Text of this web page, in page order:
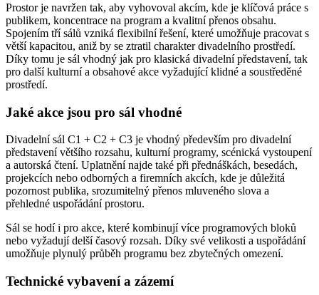
Prostor je navržen tak, aby vyhovoval akcím, kde je klíčová práce s
publikem, koncentrace na program a kvalitní přenos obsahu.
Spojením tří sálů vzniká flexibilní řešení, které umožňuje pracovat s
větší kapacitou, aniž by se ztratil charakter divadelního prostředí.
Díky tomu je sál vhodný jak pro klasická divadelní představení, tak
pro další kulturní a obsahové akce vyžadující klidné a soustředěné
prostředí.
Jaké akce jsou pro sál vhodné
Divadelní sál C1 + C2 + C3 je vhodný především pro divadelní
představení většího rozsahu, kulturní programy, scénická vystoupení
a autorská čtení. Uplatnění najde také při přednáškách, besedách,
projekcích nebo odborných a firemních akcích, kde je důležitá
pozornost publika, srozumitelný přenos mluveného slova a
přehledné uspořádání prostoru.
Sál se hodí i pro akce, které kombinují více programových bloků
nebo vyžadují delší časový rozsah. Díky své velikosti a uspořádání
umožňuje plynulý průběh programu bez zbytečných omezení.
Technické vybavení a zázemí